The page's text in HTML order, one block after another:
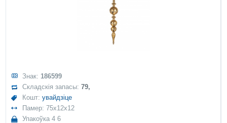
Знак: 186599
Складскія запасы:79,
Кошт:увайдзіце
Памер: 75x12x12
Упакоўка 4 6